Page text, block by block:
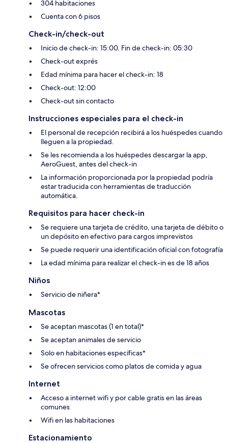
304 habitaciones
Cuenta con 6 pisos
Check-in/check-out
Inicio de check-in: 15:00. Fin de check-in: 05:30
Check-out exprés
Edad mínima para hacer el check-in: 18
Check-out: 12:00
Check-out sin contacto
Instrucciones especiales para el check-in
El personal de recepción recibirá a los huéspedes cuando
lleguen a la propiedad.
Se les recomienda a los huéspedes descargar la app,
AeroGuest, antes del check-in
La información proporcionada por la propiedad podría
estar traducida con herramientas de traducción
automática.
Requisitos para hacer check-in
Se requiere una tarjeta de crédito, una tarjeta de débito o
un depósito en efectivo para cargos imprevistos
Se puede requerir una identificación oficial con fotografía
La edad mínima para realizar el check-in es de 18 años
Niños
Servicio de niñera*
Mascotas
Se aceptan mascotas (1 en total)*
Se aceptan animales de servicio
Solo en habitaciones específicas*
Se ofrecen servicios como platos de comida y agua
Internet
Acceso a internet wifi y por cable gratis en las áreas
comunes
Wifi en las habitaciones
Estacionamiento